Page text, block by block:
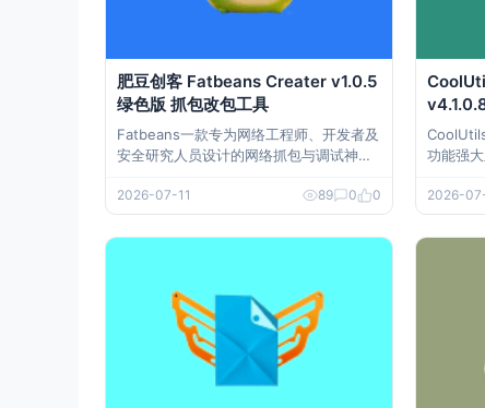
肥豆创客 Fatbeans Creater v1.0.5
绿色版 抓包改包工具
Fatbeans一款专为网络工程师、开发者及
安全研究人员设计的网络抓包与调试神
层，无需注入目标进程，即可轻松实现TC
P抓包、拦截、改包与发包的全能操作。F
atbeans在功能设计上，博采众长，融合
2026-07-11 89 0 0
功能强
的视频
时，它
可播放
2026-